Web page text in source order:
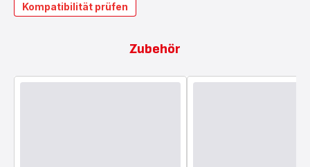
Kompatibilität prüfen
Zubehör